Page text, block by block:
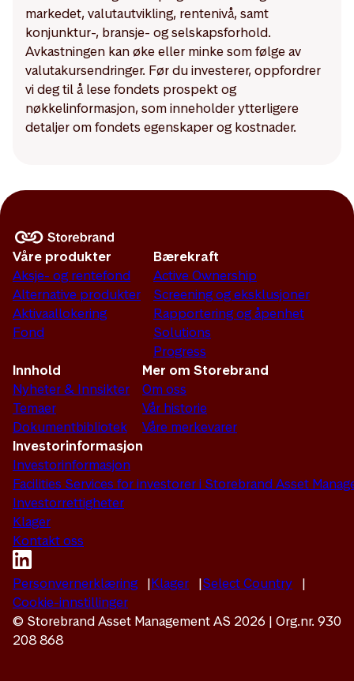
markedet, valutautvikling, rentenivå, samt
konjunktur-, bransje- og selskapsforhold.
Avkastningen kan øke eller minke som følge av
valutakursendringer. Før du investerer, oppfordrer
vi deg til å lese fondets prospekt og
nøkkelinformasjon, som inneholder ytterligere
detaljer om fondets egenskaper og kostnader.
Våre produkter
Aksje- og rentefond
Alternative produkter
Aktivaallokering
Fond
Bærekraft
Active Ownership
Screening og eksklusjoner
Rapportering og åpenhet
Solutions
Progress
Innhold
Nyheter & Innsikter
Temaer
Dokumentbibliotek
Mer om Storebrand
Om oss
Vår historie
Våre merkevarer
Investorinformasjon
Investorinformasjon
Facilities Services for investorer i Storebrand Asset
Investorrettigheter
Klager
Kontakt oss
Personvernerklæring Klager
Select Country
Cookie-innstillinger
© Storebrand Asset Management AS 2026 | Org.nr. 930
208 868